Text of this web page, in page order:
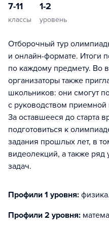
7-11
классы
1-2
уровень
Отборочный тур
и онлайн-формате. Итоги
по каждому предмету. Во
организаторы также
школьников: они смогут
с руководством
За оставшееся до старта
подготовиться к
задания прошлых лет, в
видеолекций, а также
задач.
Профили 1 уровня: физика.
Профили 2 уровня: